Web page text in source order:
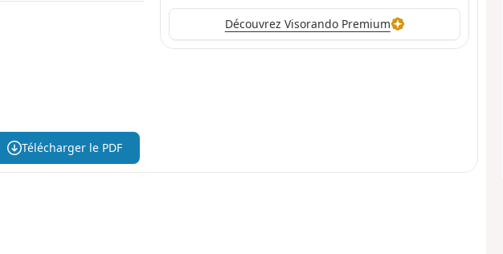
Découvrez Visorando Premium
Télécharger le PDF